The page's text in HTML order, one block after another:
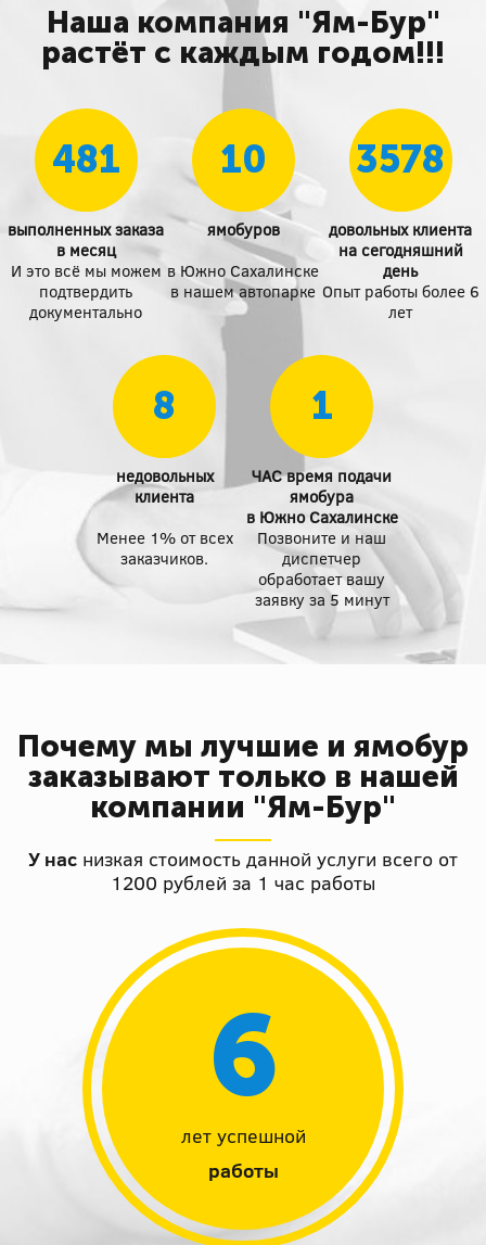
Наша компания "Ям-Бур"
растёт с каждым годом!!!
481
выполненных заказа
в месяц
И это всё мы можем
подтвердить
документально
10
ямобуров
в Южно Сахалинске
в нашем автопарке
3578
довольных клиента
на сегодняшний
день
Опыт работы более 6
лет
8
недовольных
клиента
Менее 1% от всех
заказчиков.
1
ЧАС время подачи
ямобура
в Южно Сахалинске
Позвоните и наш
диспетчер
обработает вашу
заявку за 5 минут
Почему мы лучшие и ямобур
заказывают только в нашей
компании "Ям-Бур"
У нас низкая стоимость данной услуги всего от
1200 рублей за 1 час работы
6
лет успешной
работы